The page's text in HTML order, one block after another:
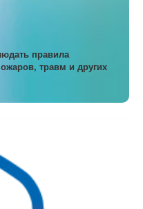
правила
травм и других